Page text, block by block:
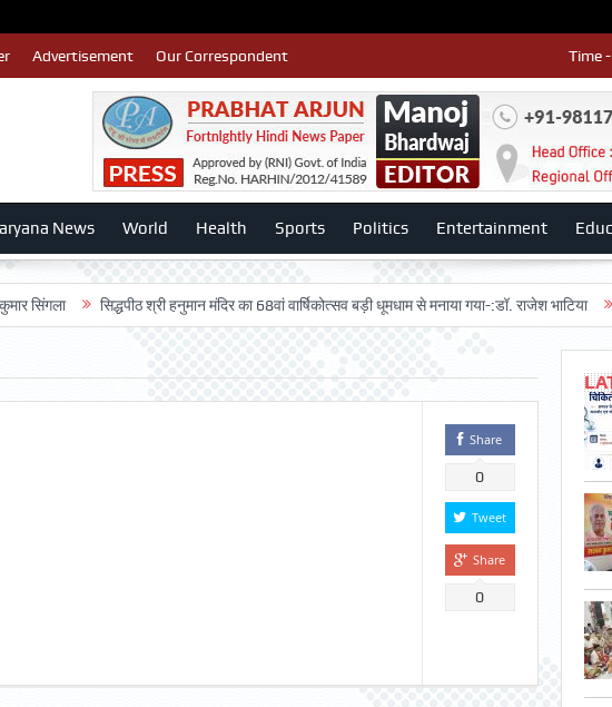
Advertisement Our Correspondent Time
News World Health Sports Politics Entertainment
सिद्धपीठ श्री हनुमान मंदिर का 68वां वार्षिकोत्सव बड़ी धूमधाम से मनाया गया-:डॉ. राजेश भाटिया
Share
0
Tweet
Share
0